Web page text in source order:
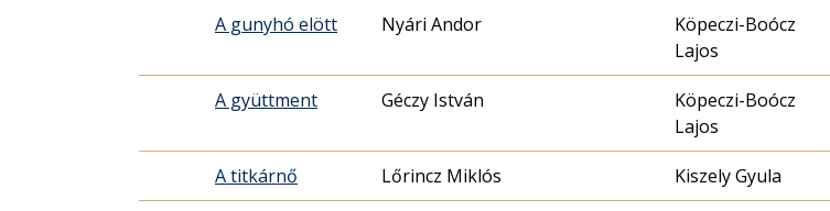
A gunyhó elött Nyári Andor
Köpeczi-Boócz
Lajos
A gyüttment Géczy István
Köpeczi-Boócz
Lajos
A titkárnő Lőrincz Miklós Kiszely Gyula